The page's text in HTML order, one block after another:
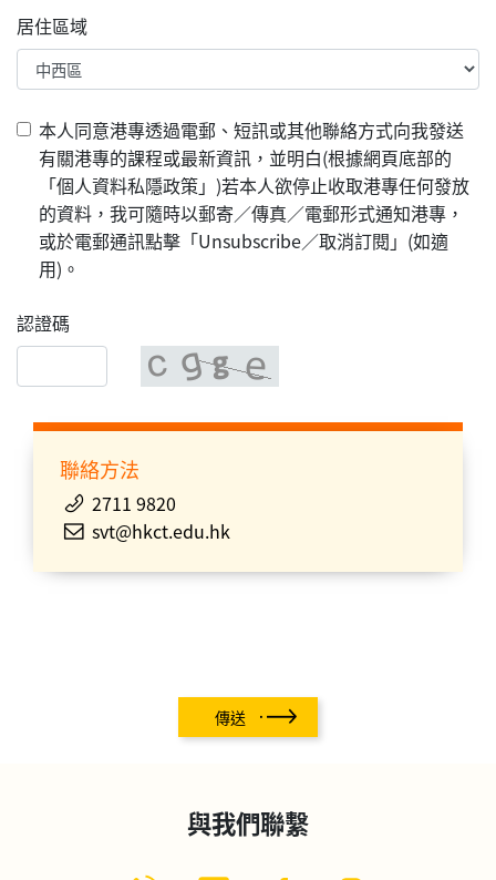
居住區域
本人同意港專透過電郵、短訊或其他聯絡方式向我發送
有關港專的課程或最新資訊，並明白(根據網頁底部的
「個人資料私隱政策」)若本人欲停止收取港專任何發放
的資料，我可隨時以郵寄／傳真／電郵形式通知港專，
或於電郵通訊點擊「Unsubscribe／取消訂閱」(如適
用)。
認證碼
聯絡方法
2711 9820
svt@hkct.edu.hk
傳送
與我們聯繫